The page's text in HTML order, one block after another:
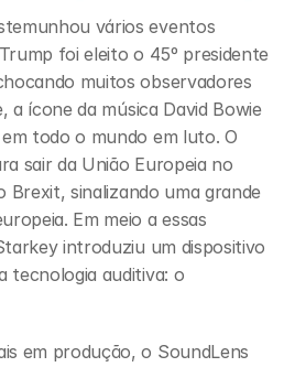
vários eventos
foi eleito o 45º presidente
muitos observadores
a ícone da música David Bowie
todo o mundo em luto. O
sair da União Europeia no
Brexit, sinalizando uma grande
Em meio a essas
introduziu um dispositivo
tecnologia auditiva: o
em produção, o SoundLens